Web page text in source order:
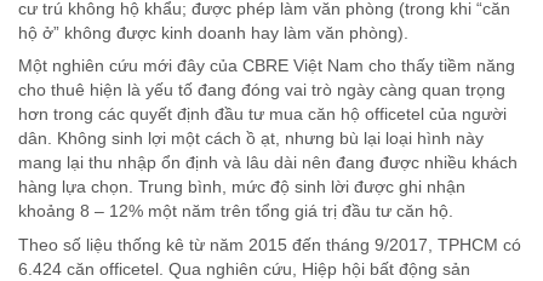
cư trú không hộ khẩu; được phép làm văn phòng (trong khi “căn
hộ ở” không được kinh doanh hay làm văn phòng).
Một nghiên cứu mới đây của CBRE Việt Nam cho thấy tiềm năng
cho thuê hiện là yếu tố đang đóng vai trò ngày càng quan trọng
hơn trong các quyết định đầu tư mua căn hộ officetel của người
dân. Không sinh lợi một cách ồ ạt, nhưng bù lại loại hình này
mang lại thu nhập ổn định và lâu dài nên đang được nhiều khách
hàng lựa chọn. Trung bình, mức độ sinh lời được ghi nhận
khoảng 8 – 12% một năm trên tổng giá trị đầu tư căn hộ.
Theo số liệu thống kê từ năm 2015 đến tháng 9/2017, TPHCM có
6.424 căn officetel. Qua nghiên cứu, Hiệp hội bất động sản